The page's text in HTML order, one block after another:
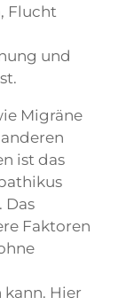
Flucht
und
Migräne
ist das
Das
Faktoren
Hier